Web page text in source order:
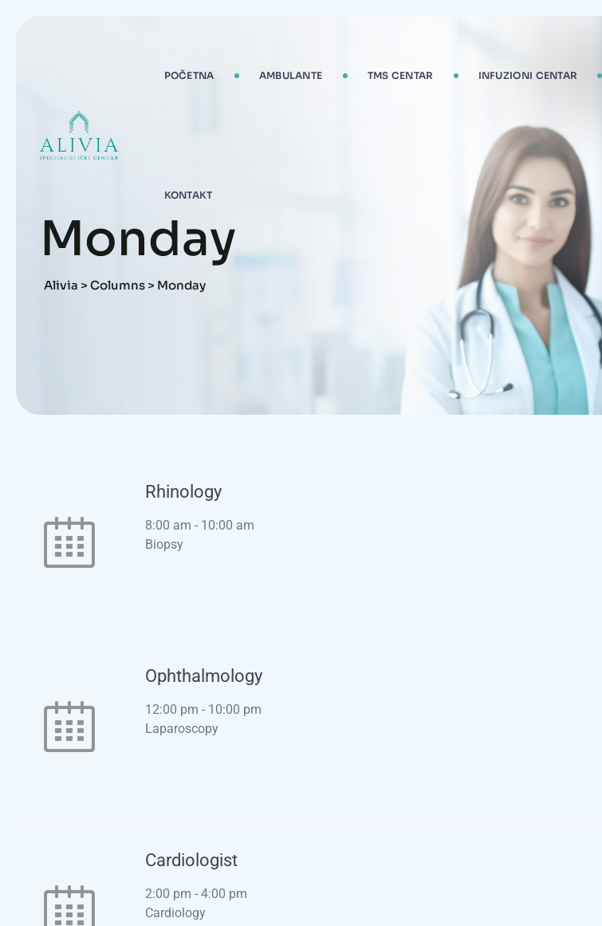
POČETNA AMBULANTE TMS CENTAR INFUZIONI CENTAR
KONTAKT
Monday
Alivia > Columns > Monday
Rhinology
8:00 am - 10:00 am
Biopsy
Ophthalmology
12:00 pm - 10:00 pm
Laparoscopy
Cardiologist
2:00 pm - 4:00 pm
Cardiology